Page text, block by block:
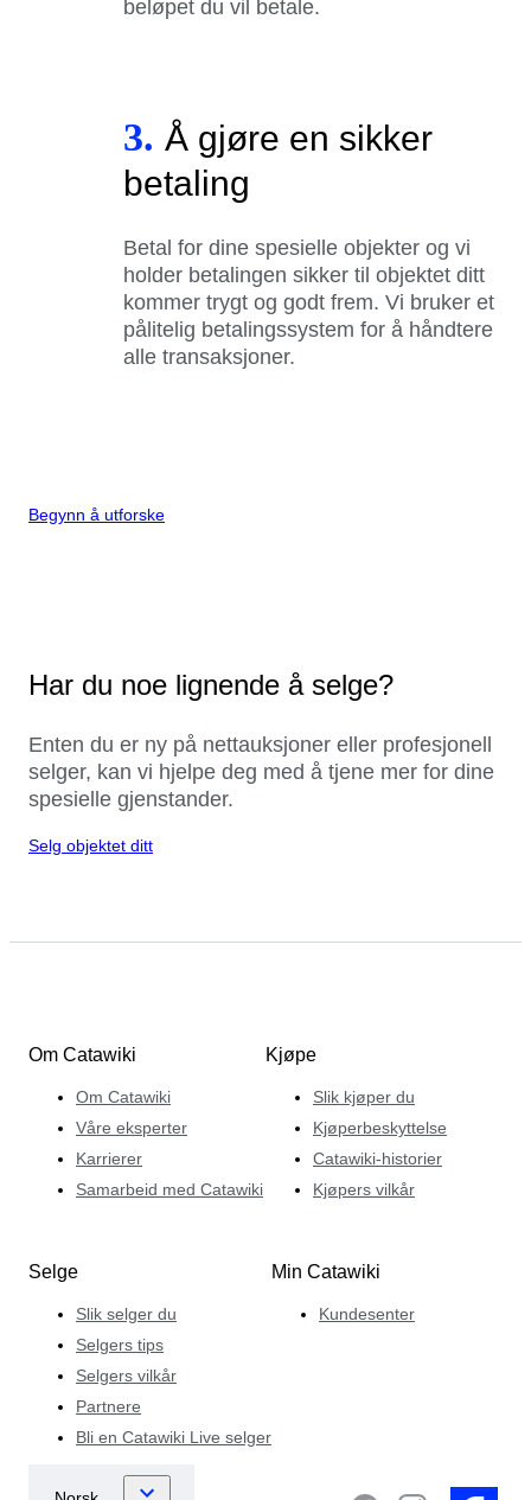
beløpet du vil betale.
3. Å gjøre en sikker
betaling
Betal for dine spesielle objekter og vi
holder betalingen sikker til objektet ditt
kommer trygt og godt frem. Vi bruker et
pålitelig betalingssystem for å håndtere
alle transaksjoner.
Begynn å utforske
Har du noe lignende å selge?
Enten du er ny på nettauksjoner eller profesjonell
selger, kan vi hjelpe deg med å tjene mer for dine
spesielle gjenstander.
Selg objektet ditt
Om Catawiki
Om Catawiki
Våre eksperter
Karrierer
Samarbeid med Catawiki
Kjøpe
Slik kjøper du
Kjøperbeskyttelse
Catawiki-historier
Kjøpers vilkår
Selge
Slik selger du
Selgers tips
Selgers vilkår
Partnere
Bli en Catawiki Live selger
Min Catawiki
Kundesenter